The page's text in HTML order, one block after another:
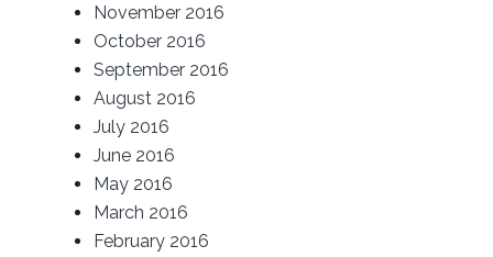
November 2016
October 2016
September 2016
August 2016
July 2016
June 2016
May 2016
March 2016
February 2016